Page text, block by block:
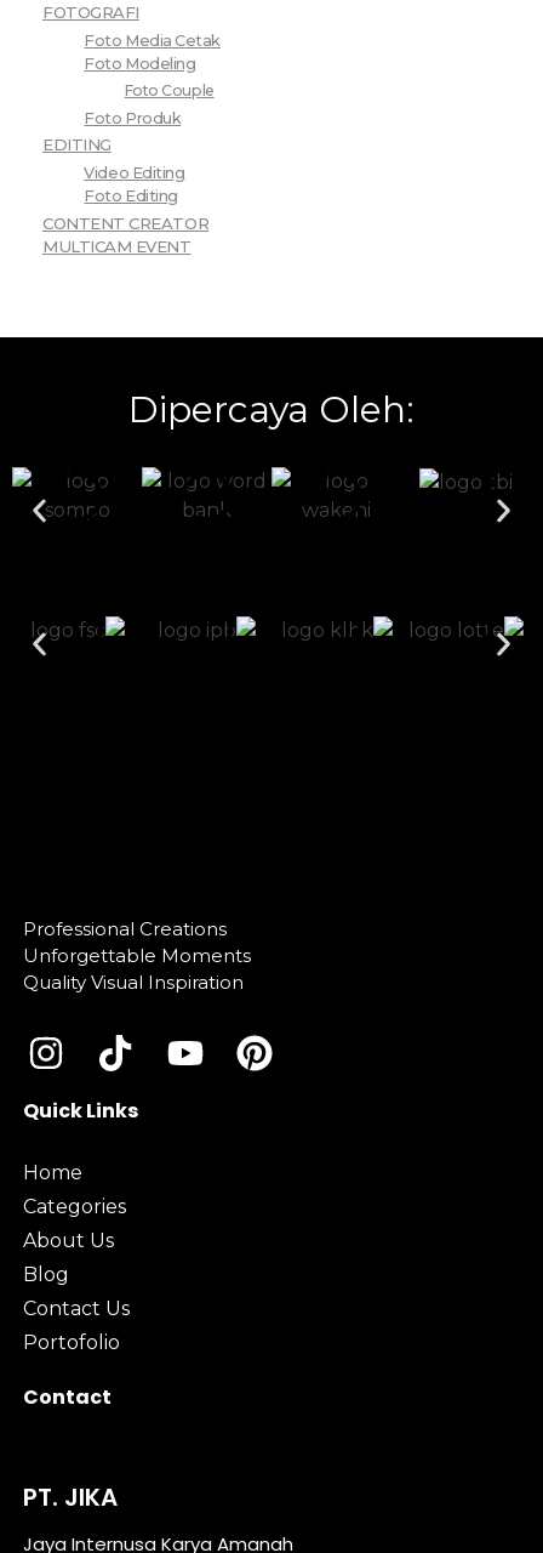
FOTOGRAFI
Foto Media Cetak
Foto Modeling
Foto Couple
Foto Produk
EDITING
Video Editing
Foto Editing
CONTENT CREATOR
MULTICAM EVENT
Dipercaya Oleh:
Professional Creations
Unforgettable Moments
Quality Visual Inspiration
Quick Links
Home
Categories
About Us
Blog
Contact Us
Portofolio
Contact
PT. JIKA
Jaya Internusa Karya Amanah